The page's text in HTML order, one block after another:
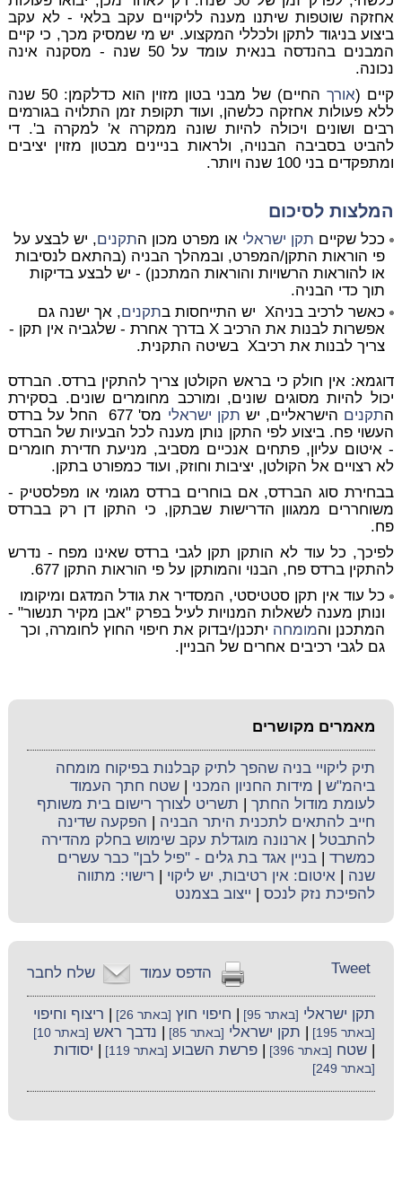
אחזקה שוטפות שיתנו מענה לליקויים עקב בלאי - לא עקב
ביצוע בניגוד לתקן ולכללי המקצוע. יש מי שמסיק מכך, כי קיים
המבנים בהנדסה בנאית עומד על 50 שנה - מסקנה אינה
נכונה.
קיים (אורך
החיים) של מבני בטון מזוין הוא כדלקמן: 50 שנה
ללא פעולות אחזקה כלשהן, ועוד תקופת זמן התלויה בגורמים
רבים ושונים ויכולה להיות שונה ממקרה א' למקרה ב'. די
להביט בסביבה הבנויה, ולראות בניינים מבטון מזוין יציבים
ומתפקדים בני 100 שנה ויותר.
המלצות לסיכום
ככל שקיים תקן ישראלי או מפרט מכון התקנים, יש לבצע על
פי הוראות התקן/המפרט, ובמהלך הבניה (בהתאם לנסיבות
או להוראות הרשויות והוראות המתכנן) - יש לבצע בדיקות
תוך כדי הבניה.
כאשר לרכיב בניהX יש התייחסות ב
תקנים, אך ישנה גם
אפשרות לבנות את הרכיב X בדרך אחרת - שלגביה אין תקן -
צריך לבנות את רכיבX בשיטה התקנית.
דוגמא: אין חולק כי בראש הקולטן צריך להתקין ברדס. הברדס
יכול להיות מסוגים שונים, ומורכב מחומרים שונים. בסקירת
התקנים הישראליים, יש תקן ישראלי
מס' 677 החל על ברדס
העשוי פח. ביצוע לפי התקן נותן מענה לכל הבעיות של הברדס
- איטום עליון, פתחים אנכיים מסביב, מניעת חדירת חומרים
לא רצויים אל הקולטן, יציבות וחוזק, ועוד כמפורט בתקן.
בבחירת סוג הברדס, אם בוחרים ברדס מגומי או מפלסטיק -
משוחררים ממגוון הדרישות שבתקן, כי התקן דן רק בברדס
פח.
לפיכך, כל עוד לא הותקן תקן לגבי ברדס שאינו מפח - נדרש
להתקין ברדס פח, הבנוי והמותקן על פי הוראות התקן 677.
כל עוד אין תקן סטטיסטי, המסדיר את גודל המדגם ומיקומו
ונותן מענה לשאלות המנויות לעיל בפרק "אבן מקיר תנשור" -
המתכנן והמומחה יתכנן/יבדוק את חיפוי החוץ לחומרה, וכך
גם לגבי רכיבים אחרים של הבניין.
מאמרים מקושרים
תיק ליקויי בניה שהפך לתיק קבלנות בפיקוח מומחה
ביהמ"ש
מידות החניון המכני |שטח חתך העמוד
לעומת מודול החתך
תשריט לצורך רישום בית משותף
חייב להתאים לתכנית היתר הבניה
הפקעה שדינה
להתבטל |ארנונה מוגדלת עקב שימוש בחלק מהדירה
כמשרד |בניין אגד בת גלים - "פיל לבן" כבר עשרים
שנה |איטום: אין רטיבות, יש ליקוי
רישוי: מתווה
להפיכת נזק לנכס
ייצוב בצמנט
שלח לחבר הדפס עמוד Tweet
תקן ישראלי [באתר 95] חיפוי חוץ [באתר 26] ריצוף וחיפוי
[באתר 195] תקן ישראלי [באתר 85] נדבך ראש [באתר 10]
|שטח [באתר 396] |פרשת השבוע [באתר 119] יסודות
[באתר 249]